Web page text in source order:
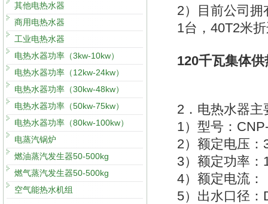
其他电热水器
商用电热水器
工业电热水器
电热水器功率（3kw-10kw）
电热水器功率（12kw-24kw）
电热水器功率（30kw-48kw）
电热水器功率（50kw-75kw）
电热水器功率（80kw-100kw）
电蒸汽锅炉
燃油蒸汽发生器50-500kg
燃气蒸汽发生器50-500kg
空气能热水机组
2）目前公司拥
1台，40T2米
120千瓦集体
2．电热水器主
1）型号：
2）额定电压：
3）额定功率：
4）额定电流
5）出水口径：